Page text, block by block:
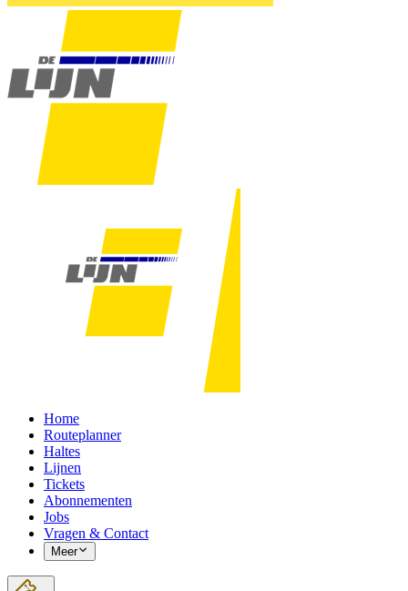
Home
Routeplanner
Haltes
Lijnen
Tickets
Abonnementen
Jobs
Vragen & Contact
Meer